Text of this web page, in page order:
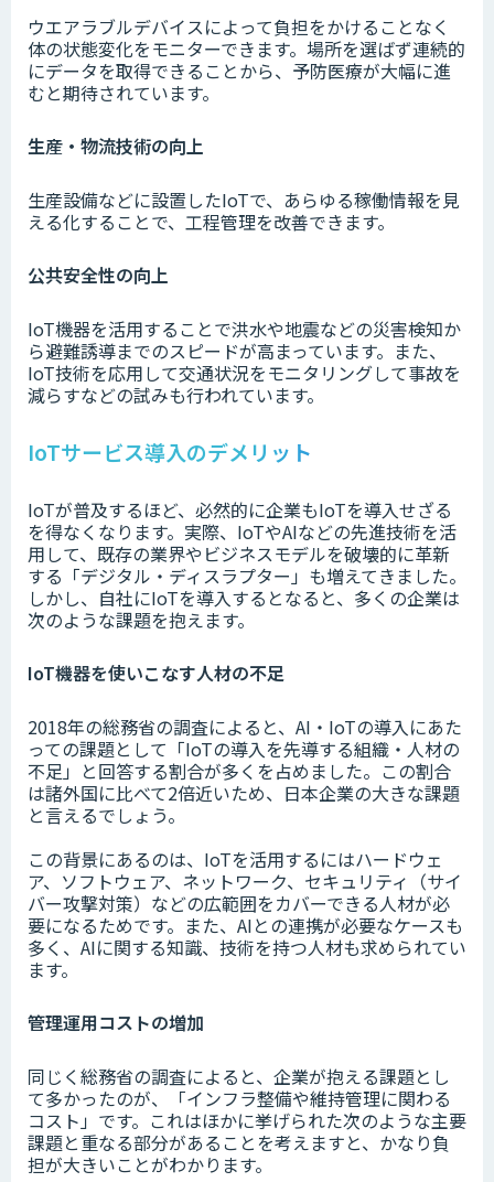
ウエアラブルデバイスによって負担をかけることなく
体の状態変化をモニターできます。場所を選ばず連続的
にデータを取得できることから、予防医療が大幅に進
むと期待されています。
生産・物流技術の向上
生産設備などに設置したIoTで、あらゆる稼働情報を見
える化することで、工程管理を改善できます。
公共安全性の向上
IoT機器を活用することで洪水や地震などの災害検知か
ら避難誘導までのスピードが高まっています。また、
IoT技術を応用して交通状況をモニタリングして事故を
減らすなどの試みも行われています。
IoTサービス導入のデメリット
IoTが普及するほど、必然的に企業もIoTを導入せざる
を得なくなります。実際、IoTやAIなどの先進技術を活
用して、既存の業界やビジネスモデルを破壊的に革新
する「デジタル・ディスラプター」も増えてきました。
しかし、自社にIoTを導入するとなると、多くの企業は
次のような課題を抱えます。
IoT機器を使いこなす人材の不足
2018年の総務省の調査によると、AI・IoTの導入にあた
っての課題として「IoTの導入を先導する組織・人材の
不足」と回答する割合が多くを占めました。この割合
は諸外国に比べて2倍近いため、日本企業の大きな課題
と言えるでしょう。
この背景にあるのは、IoTを活用するにはハードウェ
ア、ソフトウェア、ネットワーク、セキュリティ（サイ
バー攻撃対策）などの広範囲をカバーできる人材が必
要になるためです。また、AIとの連携が必要なケースも
多く、AIに関する知識、技術を持つ人材も求められてい
ます。
管理運用コストの増加
同じく総務省の調査によると、企業が抱える課題とし
て多かったのが、「インフラ整備や維持管理に関わる
コスト」です。これはほかに挙げられた次のような主要
課題と重なる部分があることを考えますと、かなり負
担が大きいことがわかります。